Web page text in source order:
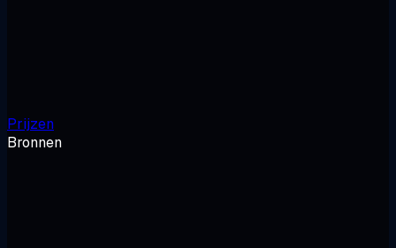
Prijzen
Bronnen